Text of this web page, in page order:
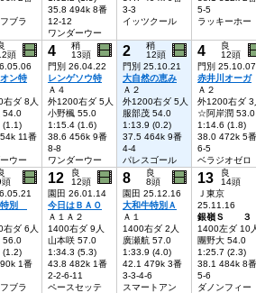
ブラ
35.8 494k 8番
12-12
ワンダーウー
3-3
イッツクール
5-5
ラッキーホー
頭
ン特
ダ 8人
54.0
(1.1)
11番
ウー
4
稍
13頭
門別 26.04.22
レンゲソウ特
Ａ４
外1200右ダ 5人
小野楓 55.0
1:15.4 (1.6)
38.6 456k 9番
8-8
ワンダーウー
2
稍
12頭
門別 25.10.21
大自然の恵み
Ａ２
外1200右ダ 5人
服部茂 54.0
1:13.9 (0.2)
37.5 464k 9番
4-4
パレスゴール
4
良
12頭
門別 25.10.07
赤井川オーガ
Ａ２
外1200右ダ 3
☆阿岸潤 53.0
1:14.6 (1.8)
38.0 472k 5番
6-5
ベラジオゼロ
頭
特別
ダ 6人
56.0
(1.2)
1番
ブラ
12
良
12頭
園田 26.01.14
今日はＢＡＯ
Ａ１Ａ２
1400右ダ 9人
山本咲 57.0
1:34.3 (5.3)
43.8 482k 1番
2-2-6-11
ペースセッテ
8
良
8頭
園田 25.12.16
大和牛特別Ａ
Ａ１
1400右ダ 2人
廣瀬航 57.0
1:33.9 (4.0)
42.1 479k 3番
3-3-4-6
スマートアン
13
良
14頭
Ｊ東京
25.11.16
銀嶺Ｓ ３
1400左ダ 10人
團野大 54.0
1:25.7 (2.3)
38.1 484k 8番
5-6
ダノンフィー